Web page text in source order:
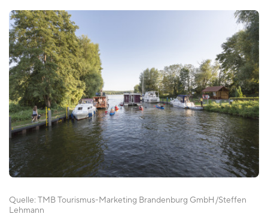
Quelle: TMB Tourismus-Marketing Brandenburg GmbH Steffen
Lehmann